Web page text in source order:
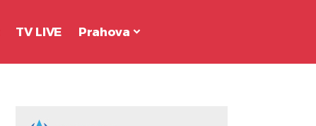
TV LIVE Prahova